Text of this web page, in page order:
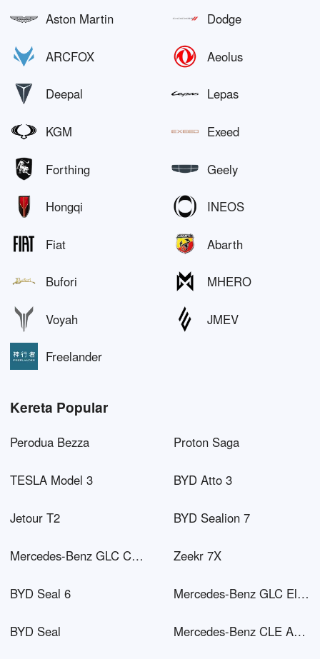
Aston Martin Dodge
ARCFOX Aeolus
Deepal Lepas
KGM Exeed
Forthing Geely
Hongqi INEOS
Fiat Abarth
Bufori MHERO
Voyah JMEV
Freelander
Kereta Popular
Perodua Bezza Proton Saga
TESLA Model 3 BYD Atto 3
Jetour T2 BYD Sealion 7
Mercedes-Benz GLC Coupé AMG Zeekr 7X
BYD Seal 6 Mercedes-Benz GLC Electric
BYD Seal Mercedes-Benz CLE AMG